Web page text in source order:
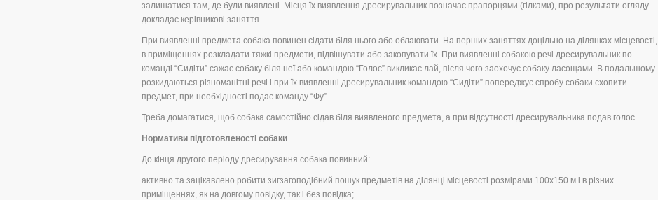
залишатися там, де були виявлені. Місця їх виявлення дресирувальник позначає прапорцями (гілками), про результати огляду
докладає керівникові заняття.
При виявленні предмета собака повинен сідати біля нього або облаювати. На перших заняттях доцільно на ділянках місцевості,
в приміщеннях розкладати тяжкі предмети, підвішувати або закопувати їх. При виявленні собакою речі дресирувальник по
команді “Сидіти” сажає собаку біля неї або командою “Голос” викликає лай, після чого заохочує собаку ласощами. В подальшому
розкидаються різноманітні речі і при їх виявленні дресирувальник командою “Сидіти” попереджує спробу собаки схопити
предмет, при необхідності подає команду “Фу”.
Треба домагатися, щоб собака самостійно сідав біля виявленого предмета, а при відсутності дресирувальника подав голос.
Нормативи підготовленості собаки
До кінця другого періоду дресирування собака повинний:
активно та зацікавлено робити зигзагоподібний пошук предметів на ділянці місцевості розмірами 100х150 м і в різних
приміщеннях, як на довгому повідку, так і без повідка;